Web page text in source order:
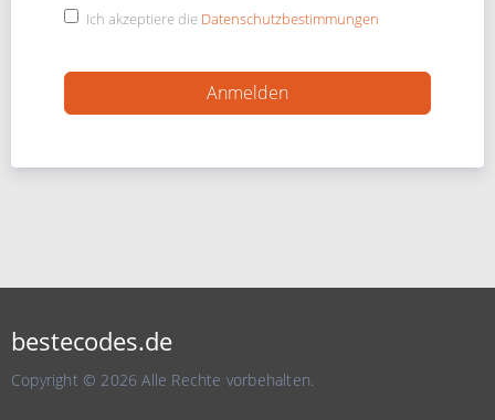
Ich akzeptiere die Datenschutzbestimmungen
bestecodes.de
Copyright © 2026 Alle Rechte vorbehalten.